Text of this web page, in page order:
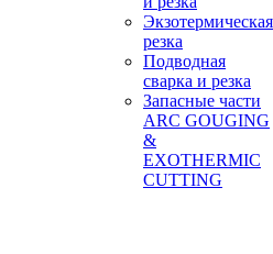
Экзотермическая
резка
Подводная
сварка и резка
Запасные части
ARC GOUGING
&
EXOTHERMIC
CUTTING